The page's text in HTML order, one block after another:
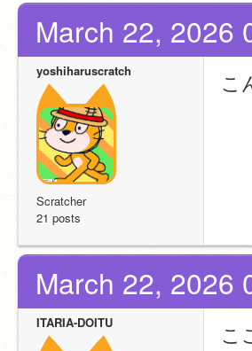
March 22, 2026
yoshiharuscratch
Scratcher
21 posts
こ
March 22, 2026
ITARIA-DOITU
こ